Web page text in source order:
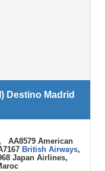
Destino Madrid
AA8579 American
British Airways,
Japan Airlines,